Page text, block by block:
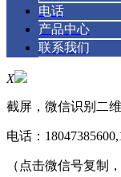
电话
产品中心
联系我们
X
截屏，微信识别二
电话：
（点击微信号复制